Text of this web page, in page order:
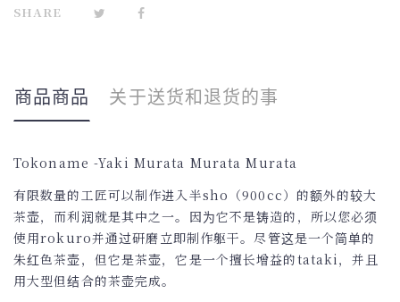
SHARE
商品商品 关于送货和退货的事
Tokoname -Yaki Murata Murata Murata
有限数量的工匠可以制作进入半sho（900cc）的额外的较大
茶壶，而利润就是其中之一。因为它不是铸造的，所以您必须
使用rokuro并通过研磨立即制作躯干。尽管这是一个简单的
朱红色茶壶，但它是茶壶，它是一个擅长增益的tataki，并且
用大型但结合的茶壶完成。